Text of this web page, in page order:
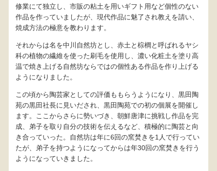
修業にて独立し、市販の粘土を用いギフト用など個性のない
作品を作っていましたが、現代作品に魅了され教えを請い、
焼成方法の極意を教わります。
それからは名を中川自然坊とし、赤土と棕櫚と呼ばれるヤシ
科の植物の繊維を使った刷毛を使用し、濃い化粧土を塗り高
温で焼き上げる自然坊ならではの個性ある作品を作り上げる
ようになりました。
この頃から陶芸家としての評価ももらうようになり、黒田陶
苑の黒田社長に見いだされ、黒田陶苑での初の個展を開催し
ます。ここからさらに勢いづき、朝鮮唐津に挑戦し作品を完
成、弟子を取り自分の技術を伝えるなど、積極的に陶芸と向
き合っていった。自然坊は年に6回の窯焚きを1人で行ってい
たが、弟子を持つようになってからは年30回の窯焚きを行う
ようになっていきました。